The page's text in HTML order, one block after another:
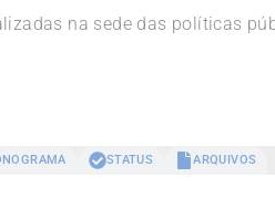
na sede das políticas
STATUS ARQUIVOS